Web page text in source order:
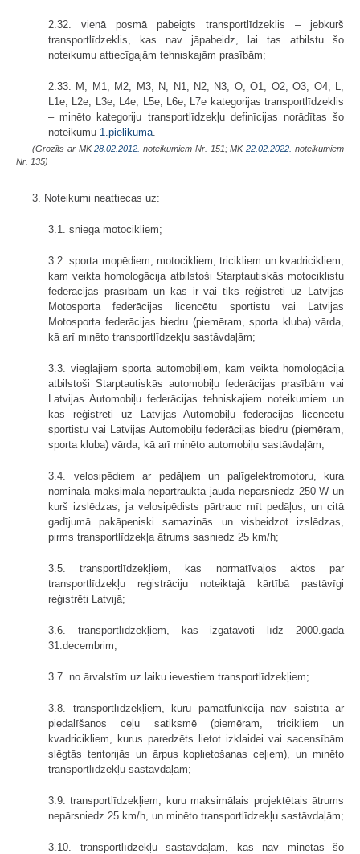
2.32. vienā posmā pabeigts transportlīdzeklis – jebkurš
transportlīdzeklis, kas nav jāpabeidz, lai tas atbilstu šo
noteikumu attiecīgajām tehniskajām prasībām;
2.33. M, M1, M2, M3, N, N1, N2, N3, O, O1, O2, O3, O4, L,
L1e, L2e, L3e, L4e, L5e, L6e, L7e kategorijas transportlīdzeklis
– minēto kategoriju transportlīdzekļu definīcijas norādītas šo
noteikumu 1.pielikumā
(Grozīts ar MK28.02.2012. noteikumiem Nr. 151; MK22.02.2022. noteikumiem
Nr. 135)
3. Noteikumi neattiecas uz:
3.1. sniega motocikliem;
3.2. sporta mopēdiem, motocikliem, tricikliem un kvadricikliem,
kam veikta homologācija atbilstoši Starptautiskās motociklistu
federācijas prasībām un kas ir vai tiks reģistrēti uz Latvijas
Motosporta federācijas licencētu sportistu vai Latvijas
Motosporta federācijas biedru (piemēram, sporta kluba) vārda,
kā arī minēto transportlīdzekļu sastāvdaļām;
3.3. vieglajiem sporta automobiļiem, kam veikta homologācija
atbilstoši Starptautiskās automobiļu federācijas prasībām vai
Latvijas Automobiļu federācijas tehniskajiem noteikumiem un
kas reģistrēti uz Latvijas Automobiļu federācijas licencētu
sportistu vai Latvijas Automobiļu federācijas biedru (piemēram,
sporta kluba) vārda, kā arī minēto automobiļu sastāvdaļām;
3.4. velosipēdiem ar pedāļiem un palīgelektromotoru, kura
nominālā maksimālā nepārtrauktā jauda nepārsniedz 250 W un
kurš izslēdzas, ja velosipēdists pārtrauc mīt pedāļus, un citā
gadījumā pakāpeniski samazinās un visbeidzot izslēdzas,
pirms transportlīdzekļa ātrums sasniedz 25 km/h;
3.5. transportlīdzekļiem, kas normatīvajos aktos par
transportlīdzekļu reģistrāciju noteiktajā kārtībā pastāvīgi
reģistrēti Latvijā;
3.6. transportlīdzekļiem, kas izgatavoti līdz 2000.gada
31.decembrim;
3.7. no ārvalstīm uz laiku ievestiem transportlīdzekļiem;
3.8. transportlīdzekļiem, kuru pamatfunkcija nav saistīta ar
piedalīšanos ceļu satiksmē (piemēram, tricikliem un
kvadricikliem, kurus paredzēts lietot izklaidei vai sacensībām
slēgtās teritorijās un ārpus koplietošanas ceļiem), un minēto
transportlīdzekļu sastāvdaļām;
3.9. transportlīdzekļiem, kuru maksimālais projektētais ātrums
nepārsniedz 25 km/h, un minēto transportlīdzekļu sastāvdaļām;
3.10. transportlīdzekļu sastāvdaļām, kas nav minētas šo